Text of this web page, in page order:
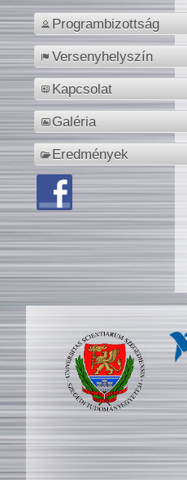
Programbizottság
Versenyhelyszín
Kapcsolat
Galéria
Eredmények